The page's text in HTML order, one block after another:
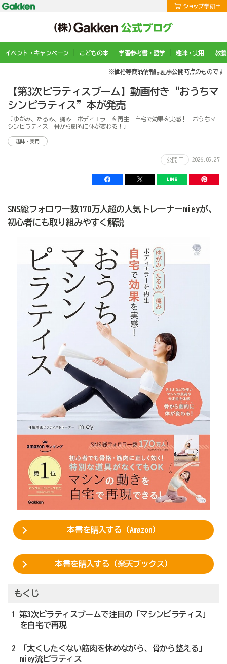
イベント・キャンペーン こどもの本 学習参考書・語学 趣味・実用 教
※価格等商品情報は記事公開時点のものです
【第3次ピラティスブーム】動画付き“おうちマ
シンピラティス”本が発売
『ゆがみ、たるみ、痛み…ボディエラーを再生 自宅で効果を実感！ おうちマ
シンピラティス 骨から劇的に体が変わる！』
趣味・実用
公開日 2026.05.27
SNS総フォロワー数170万人超の人気トレーナーmieyが、
初心者にも取り組みやすく解説
本書を購入する（Amazon）
本書を購入する（楽天ブックス）
もくじ
1 第3次ピラティスブームで注目の「マシンピラティス」
を自宅で再現
2 「太くしたくない筋肉を休めながら、骨から整える」
miey流ピラティス